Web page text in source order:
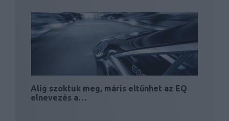
Alig szoktuk meg, máris eltűnhet az EQ
elnevezés a…